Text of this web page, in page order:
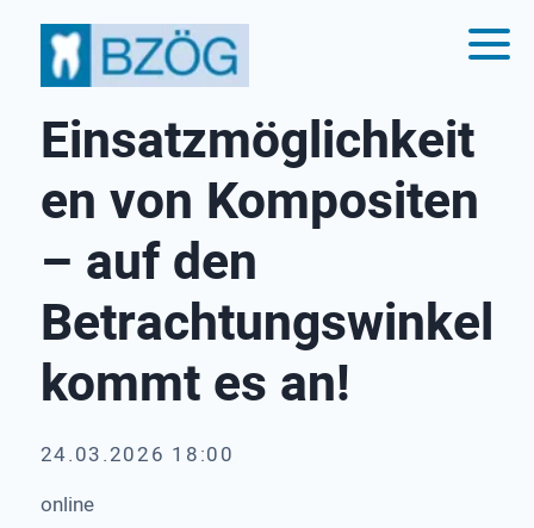
Einsatzmöglichkeit
en von Kompositen
– auf den
Betrachtungswinkel
kommt es an!
24.03.2026 18:00
online